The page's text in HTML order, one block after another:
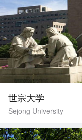
世宗大学
Sejong University